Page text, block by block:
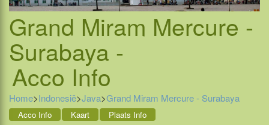
Grand Miram Mercure -
Surabaya -
Acco Info
Home>Indonesië>Java>Grand Miram Mercure - Surabaya
Acco Info Kaart Plaats Info